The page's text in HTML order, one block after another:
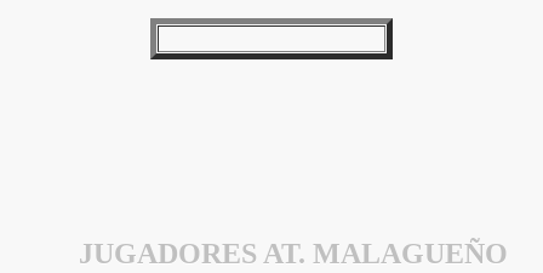
JUGADORES AT. MALAGUEÑO